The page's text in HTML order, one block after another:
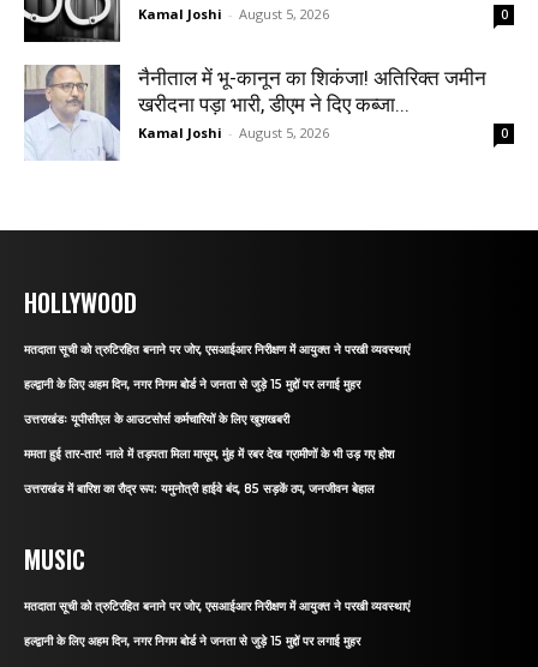
Kamal Joshi - August 5, 2026 0
नैनीताल में भू-कानून का शिकंजा! अतिरिक्त जमीन
खरीदना पड़ा भारी, डीएम ने दिए कब्जा...
Kamal Joshi - August 5, 2026 0
HOLLYWOOD
मतदाता सूची को त्रुटिरहित बनाने पर जोर, एसआईआर निरीक्षण में आयुक्त ने परखी व्यवस्थाएं
हल्द्वानी के लिए अहम दिन, नगर निगम बोर्ड ने जनता से जुड़े 15 मुद्दों पर लगाई मुहर
उत्तराखंडः यूपीसीएल के आउटसोर्स कर्मचारियों के लिए खुशखबरी
ममता हुई तार-तार! नाले में तड़पता मिला मासूम, मुंह में रबर देख ग्रामीणों के भी उड़ गए होश
उत्तराखंड में बारिश का रौद्र रूप: यमुनोत्री हाईवे बंद, 85 सड़कें ठप, जनजीवन बेहाल
MUSIC
मतदाता सूची को त्रुटिरहित बनाने पर जोर, एसआईआर निरीक्षण में आयुक्त ने परखी व्यवस्थाएं
हल्द्वानी के लिए अहम दिन, नगर निगम बोर्ड ने जनता से जुड़े 15 मुद्दों पर लगाई मुहर